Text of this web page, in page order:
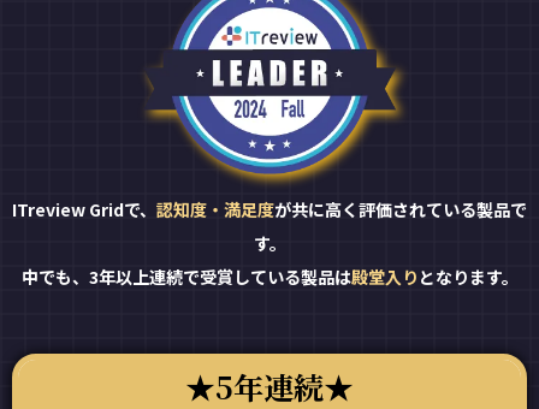
ITreview Gridで、 認知度・満足度が共に高く評価されている製品で
す。
中でも、3年以上連続で受賞している製品は殿堂入り となります。
5年連続